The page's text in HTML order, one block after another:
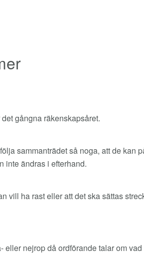
gångna räkenskapsåret.
sammanträdet så noga, att de
inte ändras i efterhand.
vill ha rast eller att det ska sättas
nejrop då ordförande talar om